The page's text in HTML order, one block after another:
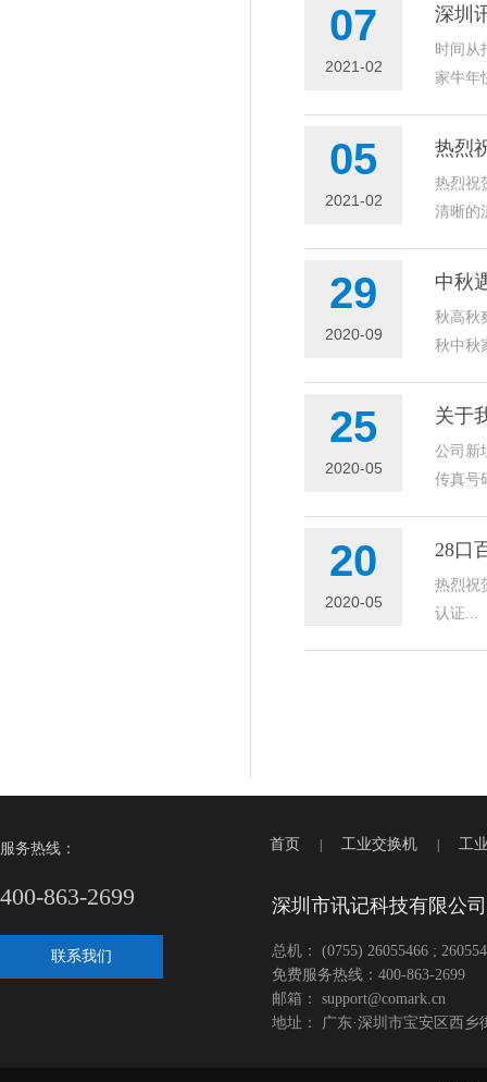
07
2021-02
深圳
时间从
家牛年
05
2021-02
热烈
热烈祝
清晰的
29
2020-09
中秋
秋高秋
秋中秋
25
2020-05
关于
公司新
传真号
20
2020-05
28口
热烈祝
认证...
服务热线：
400-863-2699
联系我们
首页 工业交换机 工
深圳市讯记科技有限公司
总机： (0755) 26055466 ;
免费服务热线：400-863-2699
邮箱： support@comark.cn
地址： 广东·深圳市宝安区西